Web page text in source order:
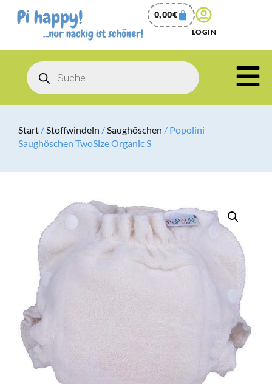
0,00€
LOGIN
Start /Stoffwindeln /Saughöschen / Popolini
Saughöschen TwoSize Organic S